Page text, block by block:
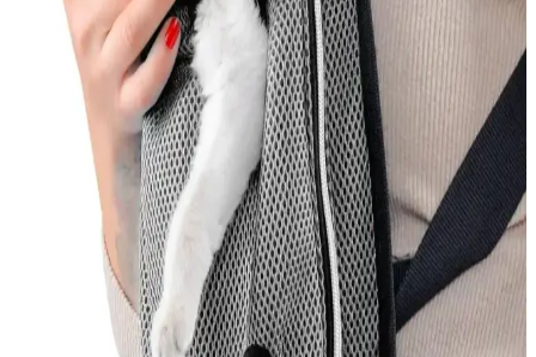
Tokyo'da yılan kovucu ürünlerin özellikleri, kullanım alanları ve
güvenlik ipuçları hakkında kapsamlı bilgiler. Doğru ürün seçimi ve
düzenli kullanım ile yılanlardan korunma yolları.
Kedi Korkuluğu Nedir ve Evde Güvenliği Sağlamak
İçin Nasıl Kullanılır
Kedi korkuluğu, kedilerin güvenliğini sağlayan ve evde düzeni
koruyan pratik çözümler olup, farklı malzemeler ve kullanım
alanlarıyla kedilerin özgürlüğünü kısıtlamadan güvenliği sağlar.
Smarter Tüy Toplayıcı Rulo: Günlük Temizlikte
Etkili ve Ekonomik Çözüm